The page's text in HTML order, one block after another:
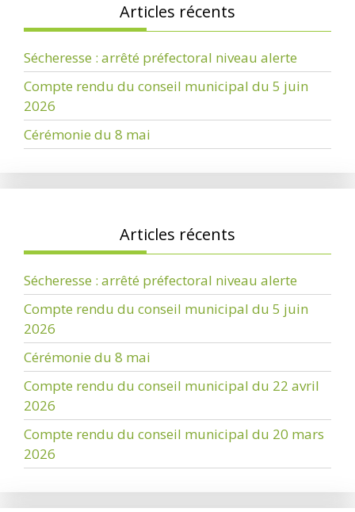
Articles récents
Sécheresse : arrêté préfectoral niveau alerte
Compte rendu du conseil municipal du 5 juin
2026
Cérémonie du 8 mai
Articles récents
Sécheresse : arrêté préfectoral niveau alerte
Compte rendu du conseil municipal du 5 juin
2026
Cérémonie du 8 mai
Compte rendu du conseil municipal du 22 avril
2026
Compte rendu du conseil municipal du 20 mars
2026